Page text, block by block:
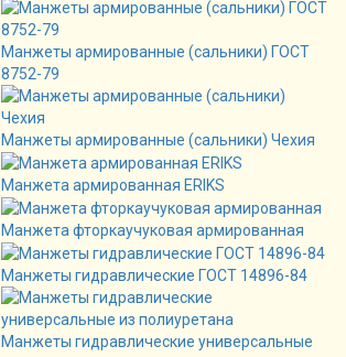
Манжеты армированные (сальники) ГОСТ
8752-79
Манжеты армированные (сальники) Чехия
Манжета армированная ERIKS
Манжета фторкаучуковая армированная
Манжеты гидравлические ГОСТ 14896-84
Манжеты гидравлические универсальные